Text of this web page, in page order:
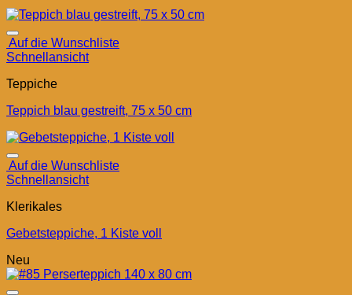
Auf die Wunschliste
Schnellansicht
Teppiche
Teppich blau gestreift, 75 x 50 cm
Auf die Wunschliste
Schnellansicht
Klerikales
Gebetsteppiche, 1 Kiste voll
Neu